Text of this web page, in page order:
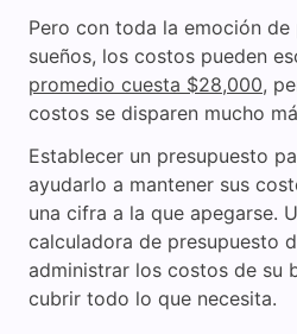
Pero con toda la emoción
sueños, los costos pueden
promedio cuesta $28,000,
costos se disparen mucho
Establecer un presupuesto
ayudarlo a mantener sus
una cifra a la que apegarse.
calculadora de presupuesto
administrar los costos de su
cubrir todo lo que necesita.